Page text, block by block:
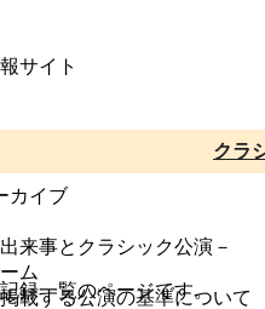
サイト
カイブ
来事とクラシック公演－
ム
載する公演の基準について
クラ
録一覧のページです。